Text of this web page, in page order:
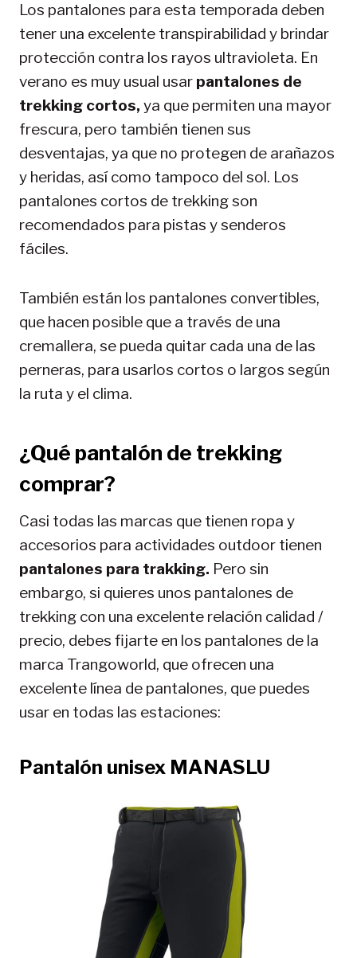
Los pantalones para esta temporada deben
tener una excelente transpirabilidad y brindar
protección contra los rayos ultravioleta. En
verano es muy usual usar pantalones de
trekking cortos, ya que permiten una mayor
frescura, pero también tienen sus
desventajas, ya que no protegen de arañazos
y heridas, así como tampoco del sol. Los
pantalones cortos de trekking son
recomendados para pistas y senderos
fáciles.
También están los pantalones convertibles,
que hacen posible que a través de una
cremallera, se pueda quitar cada una de las
perneras, para usarlos cortos o largos según
la ruta y el clima.
¿Qué pantalón de trekking
comprar?
Casi todas las marcas que tienen ropa y
accesorios para actividades outdoor tienen
pantalones para trakking. Pero sin
embargo, si quieres unos pantalones de
trekking con una excelente relación calidad /
precio, debes fijarte en los pantalones de la
marca Trangoworld, que ofrecen una
excelente línea de pantalones, que puedes
usar en todas las estaciones:
Pantalón unisex MANASLU